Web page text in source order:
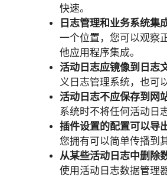
快速。
日志管理和业务系统集
一个位置，您可以观察
他应用程序集成。
活动日志应镜像到日志
义日志管理系统，也可
活动日志不应保存到网
系统时不将任何活动日
插件设置的配置可以导
您拥有可以简单传播到
从某些活动日志中删除
使用活动日志数据管理